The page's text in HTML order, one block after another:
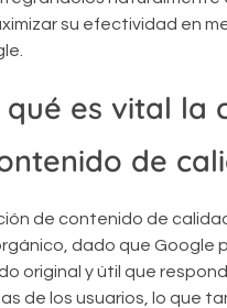
su efectividad en
qué es vital la
de
de contenido de
dado que Google
original y útil que
de los usuarios, lo que